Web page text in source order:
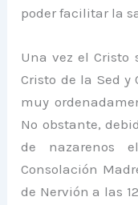
poder facilitar la
Una vez el Cristo
Cristo de la Sed
muy
No obstante,
de nazarenos
Consolación
de Nervión a las